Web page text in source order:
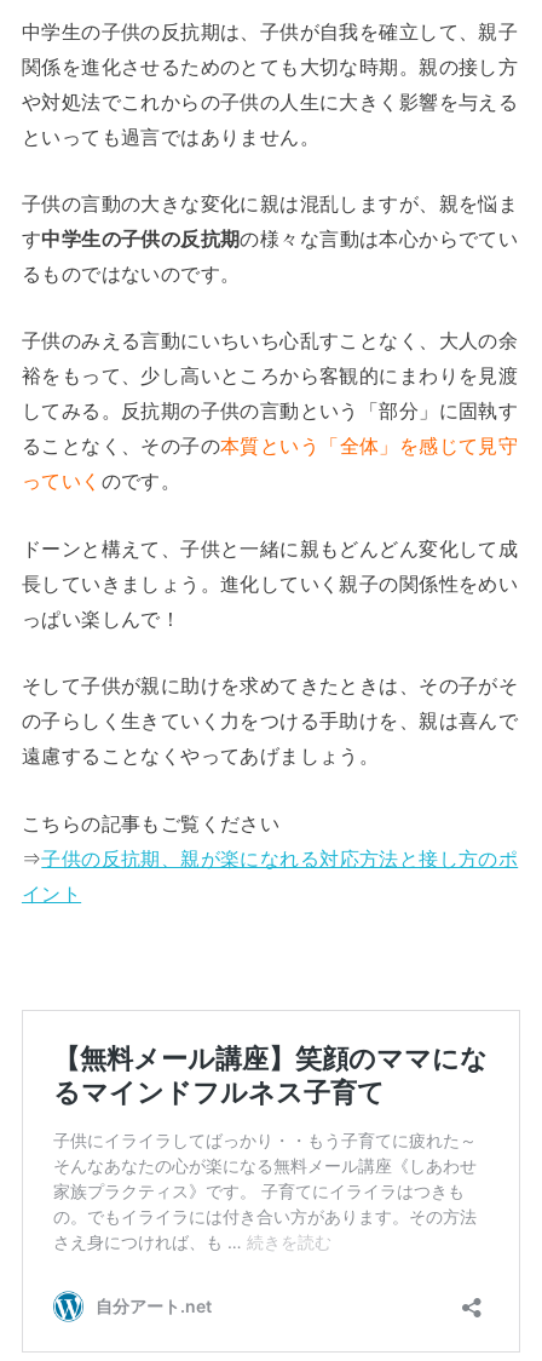
中学生の子供の反抗期は、子供が自我を確立して、親子
関係を進化させるためのとても大切な時期。親の接し方
や対処法でこれからの子供の人生に大きく影響を与える
といっても過言ではありません。
子供の言動の大きな変化に親は混乱しますが、親を悩ま
す中学生の子供の反抗期の様々な言動は本心からでてい
るものではないのです。
子供のみえる言動にいちいち心乱すことなく、大人の余
裕をもって、少し高いところから客観的にまわりを見渡
してみる。反抗期の子供の言動という「部分」に固執す
ることなく、その子の本質という「全体」を感じて見守
っていく のです。
ドーンと構えて、子供と一緒に親もどんどん変化して成
長していきましょう。進化していく親子の関係性をめい
っぱい楽しんで！
そして子供が親に助けを求めてきたときは、その子がそ
の子らしく生きていく力をつける手助けを、親は喜んで
遠慮することなくやってあげましょう。
こちらの記事もご覧ください
⇒子供の反抗期、親が楽になれる対応方法と接し方のポ
イント